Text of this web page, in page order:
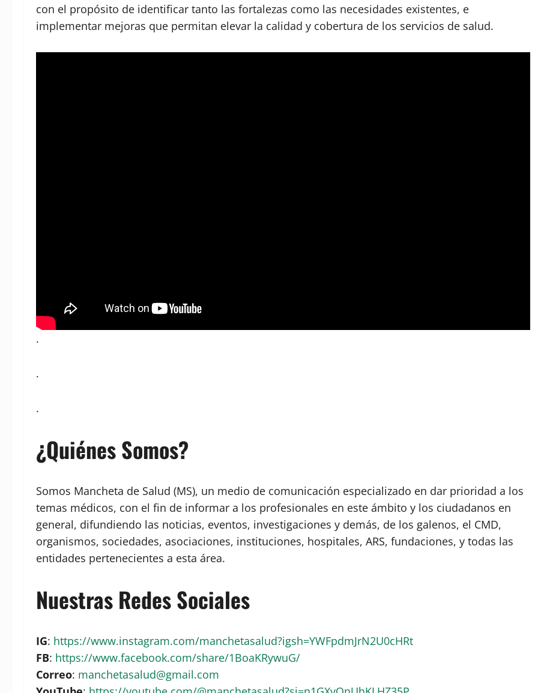
con el propósito de identificar tanto las fortalezas como las necesidades existentes, e
implementar mejoras que permitan elevar la calidad y cobertura de los servicios de salud.
.
.
.
¿Quiénes Somos?
Somos Mancheta de Salud (MS), un medio de comunicación especializado en dar prioridad a los
temas médicos, con el fin de informar a los profesionales en este ámbito y los ciudadanos en
general, difundiendo las noticias, eventos, investigaciones y demás, de los galenos, el CMD,
organismos, sociedades, asociaciones, instituciones, hospitales, ARS, fundaciones, y todas las
entidades pertenecientes a esta área.
Nuestras Redes Sociales
IG: https://www.instagram.com/manchetasalud?igsh=YWFpdmJrN2U0cHRt
FB: https://www.facebook.com/share/1BoaKRywuG/
Correo: manchetasalud@gmail.com